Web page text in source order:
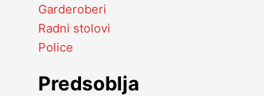
Garderoberi
Radni stolovi
Police
Predsoblja